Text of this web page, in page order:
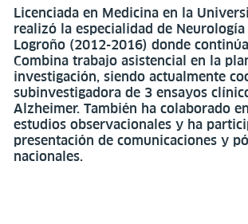
Licenciada en Medicina en la
realizó la especialidad de
Logroño (2012-2016) donde
Combina trabajo asistencial en la
investigación, siendo actualmente
subinvestigadora de 3 ensayos
Alzheimer. También ha colaborado
estudios observacionales y ha
presentación de comunicaciones y
nacionales.